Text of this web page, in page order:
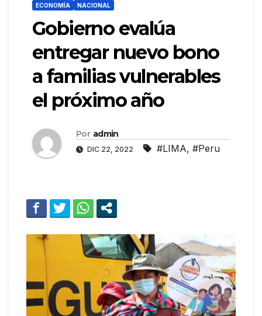
ECONOMÍA NACIONAL
Gobierno evalúa
entregar nuevo bono
a familias vulnerables
el próximo año
Por admin
DIC 22, 2022 #LIMA, #Peru